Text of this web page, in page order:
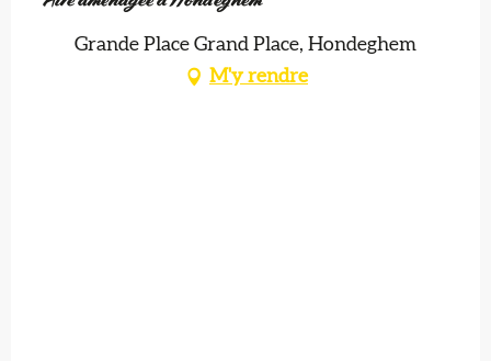
Grande Place Grand Place, Hondeghem
M'y rendre